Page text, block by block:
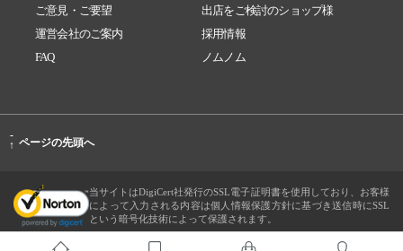
ご意見・ご要望
出店をご検討のショップ様
運営会社のご案内
採用情報
FAQ
ノムノム
-
↑ ページの先頭へ
当サイトはDigiCert社発行のSSL電子証明書を使用しており、お客様
によって入力される内容は個人情報保護方針に基づき送信時にSSL
という暗号化技術によって保護されます。